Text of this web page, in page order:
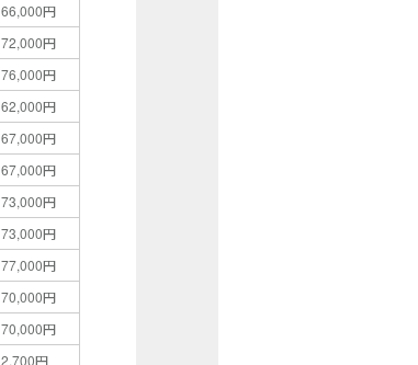
66,000円
72,000円
76,000円
62,000円
67,000円
67,000円
73,000円
73,000円
77,000円
70,000円
70,000円
2,700円